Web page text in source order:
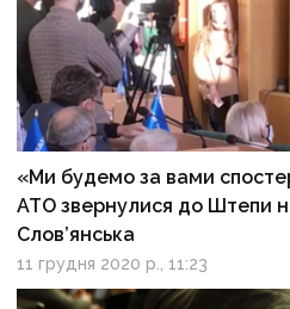
«Ми будемо за вами
АТО звернулися до Штепи
Слов’янська
11 грудня 2020 р., 11:23